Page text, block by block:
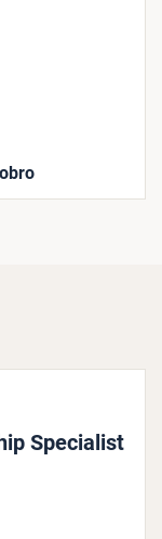
Spe­ci­a­list